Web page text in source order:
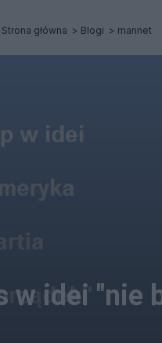
Strona główna Blogi mannet
w idei "nie